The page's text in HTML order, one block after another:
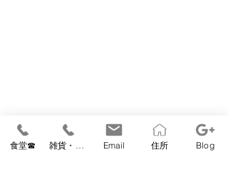
食堂☎ Email 住所 Blog